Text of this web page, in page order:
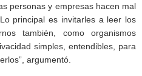
personas y empresas hacen mal
principal es invitarles a leer los
también, como organismos
simples, entendibles, para
argumentó.